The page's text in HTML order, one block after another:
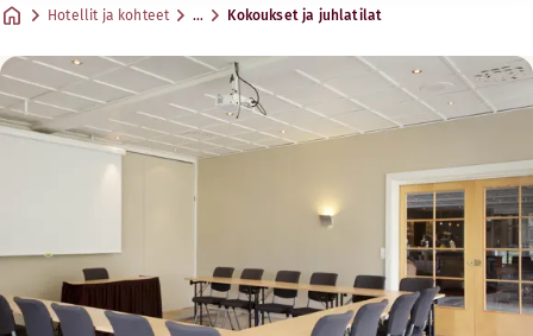
Hotellit ja kohteet … Kokoukset ja juhlatilat